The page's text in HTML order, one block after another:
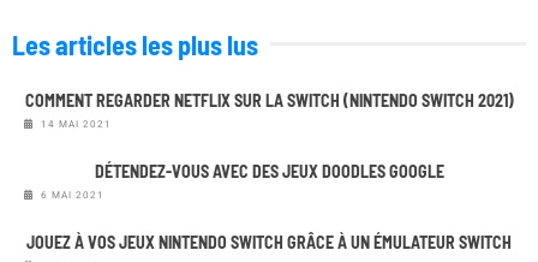
Les articles les plus lus
COMMENT REGARDER NETFLIX SUR LA SWITCH (NINTENDO SWITCH 2021)
14 MAI 2021
DÉTENDEZ-VOUS AVEC DES JEUX DOODLES GOOGLE
6 MAI 2021
JOUEZ À VOS JEUX NINTENDO SWITCH GRÂCE À UN ÉMULATEUR SWITCH